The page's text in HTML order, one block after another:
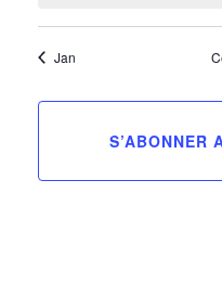
Jan
S’ABONNER